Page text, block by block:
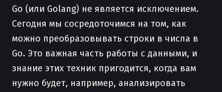
Go (или Golang) не является исключением.
Сегодня мы сосредоточимся на том, как
можно преобразовывать строки в числа в
Go. Это важная часть работы с данными, и
знание этих техник пригодится, когда вам
нужно будет, например, анализировать